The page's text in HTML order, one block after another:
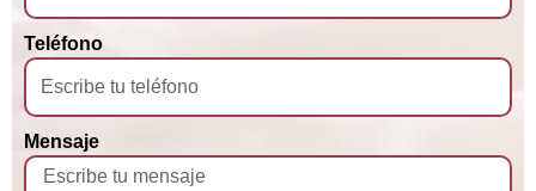
Teléfono
Mensaje